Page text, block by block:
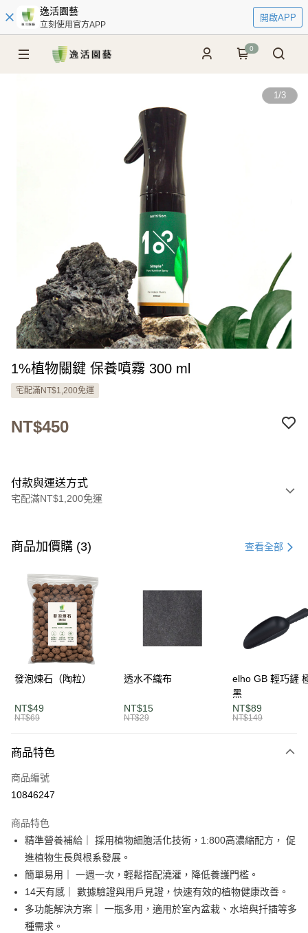
逸活園藝
立刻使用官方APP
開啟APP
0
1/3
1%植物關鍵 保養噴霧 300 ml
宅配滿NT$1,200免運
NT$450
付款與運送方式
宅配滿NT$1,200免運
信用卡一次付款
Apple Pay
街口支付
悠遊付
全盈+PAY
相關說明
便利好安心！
２．便利：只要手機號碼，簡訊認證，即可結帳。
３．安心：先確認商品／服務後，再付款。
【「AFTEE先享後付」結帳流程】
１．於結帳方式選擇「AFTEE先享後付」後，將跳轉至「AFTEE先享後付」
結帳頁面，進行簡訊認證並確認金額後，即可完成結帳。
２．訂單成立數日內，您將收到繳費通知簡訊。
ATM／網路銀行／等多元方式進行付款，方視為交易完成。
※ 請注意：結帳手續完成當下不需立刻繳費，但若您需要取消訂單，請聯絡
購買商品的店家。未經商家同意取消之訂單仍視為有效，需透過AFTEE先享
後付繳納相關費用。
※ 交易是否成功請以「AFTEE先享後付 」之結帳頁面顯示為準，若有關於
運送方式
單筆滿$1200免運
離島宅配
每筆NT$250，滿NT$2,000(含以上)免運費
商品加價購 (3) 查看全部
發泡煉石（陶粒）
NT$49
NT$69
透水不織布
NT$15
NT$29
elho GB 輕巧鏟
黑
NT$89
NT$149
商品特色
商品編號
10846247
商品特色
精準營養補給｜ 採用植物細胞活化技術，1:800高濃縮配方， 促
進植物生長與根系發展。
簡單易用｜ 一週一次，輕鬆搭配澆灌，降低養護門檻。
14天有感｜ 數據驗證與用戶見證，快速有效的植物健康改善。
多功能解決方案｜ 一瓶多用，適用於室內盆栽、水培與扦插等多
種需求。